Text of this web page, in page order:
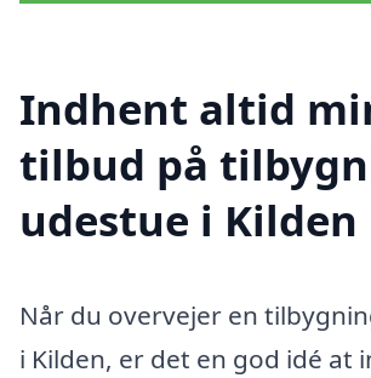
Indhent altid
tilbud på
udestue i Kilden
Når du overvejer en
i Kilden, er det en god idé at